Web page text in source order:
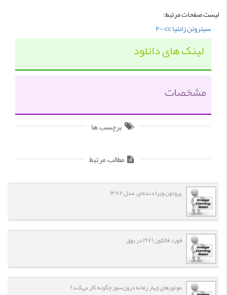
لیست صفحات مرتبط:
سیتروئن زانتیا ۲۰۰۰cc
لینک های دانلود
مشخصات
برچسب ها
مطالب مرتبط
پروتون ویرا دنده‌ای، مدل ۱۳۸۲
فورد فالکون ۱۹۷۱ در بوق
موتورهای چهار زمانه درون‌سوز چگونه کار می‌کند؟